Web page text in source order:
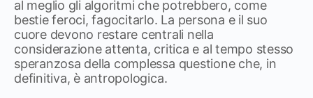
al meglio gli algoritmi che potrebbero, come
bestie feroci, fagocitarlo. La persona e il suo
cuore devono restare centrali nella
considerazione attenta, critica e al tempo stesso
speranzosa della complessa questione che, in
definitiva, è antropologica.